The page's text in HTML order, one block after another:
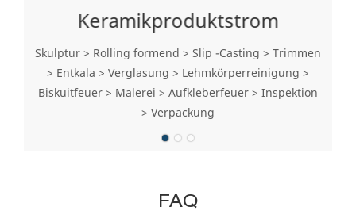
Keramikproduktstrom
Skulptur > Rolling formend > Slip -Casting > Trimmen
> Entkala > Verglasung > Lehmkörperreinigung >
Biskuitfeuer > Malerei > Aufkleberfeuer > Inspektion
> Verpackung
FAQ